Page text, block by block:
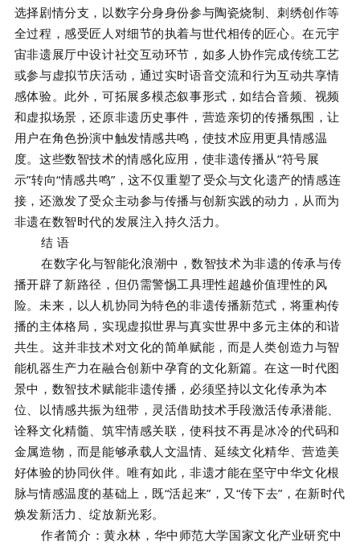
选择剧情分支，以数字分身身份参与陶瓷烧制、刺绣创作等
全过程，感受匠人对细节的执着与世代相传的匠心。在元宇
宙非遗展厅中设计社交互动环节，如多人协作完成传统工艺
或参与虚拟节庆活动，通过实时语音交流和行为互动共享情
感体验。此外，可拓展多模态叙事形式，如结合音频、视频
和虚拟场景，还原非遗历史事件，营造亲切的传播氛围，让
用户在角色扮演中触发情感共鸣，使技术应用更具情感温
度。这些数智技术的情感化应用，使非遗传播从“符号展
示”转向“情感共鸣”，这不仅重塑了受众与文化遗产的情感连
接，还激发了受众主动参与传播与创新实践的动力，从而为
非遗在数智时代的发展注入持久活力。
结 语
在数字化与智能化浪潮中，数智技术为非遗的传承与传
播开辟了新路径，但仍需警惕工具理性超越价值理性的风
险。未来，以人机协同为特色的非遗传播新范式，将重构传
播的主体格局，实现虚拟世界与真实世界中多元主体的和谐
共生。这并非技术对文化的简单赋能，而是人类创造力与智
能机器生产力在融合创新中孕育的文化新篇。在这一时代图
景中，数智技术赋能非遗传播，必须坚持以文化传承为本
位、以情感共振为纽带，灵活借助技术手段激活传承潜能、
诠释文化精髓、筑牢情感关联，使科技不再是冰冷的代码和
金属造物，而是能够承载人文温情、延续文化精华、营造美
好体验的协同伙伴。唯有如此，非遗才能在坚守中华文化根
脉与情感温度的基础上，既“活起来”，又“传下去”，在新时代
焕发新活力、绽放新光彩。
作者简介：黄永林，华中师范大学国家文化产业研究中